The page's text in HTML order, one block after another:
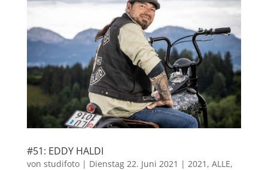
#51: EDDY HALDI
von studifoto| Dienstag 22. Juni 2021 | 2021 , ALLE,